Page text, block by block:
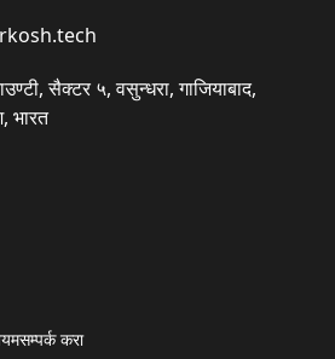
सैक्टर ५, वसुन्धरा, गाजियाबाद,
भारत
सम्पर्क करा